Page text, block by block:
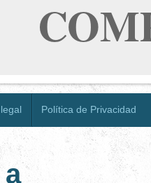
Política de Privacidad